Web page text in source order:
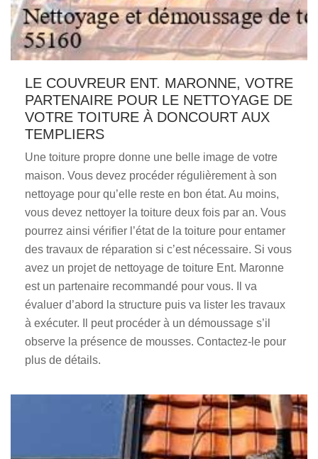
LE COUVREUR ENT. MARONNE, VOTRE
PARTENAIRE POUR LE NETTOYAGE DE
VOTRE TOITURE À DONCOURT AUX
TEMPLIERS
Une toiture propre donne une belle image de votre
maison. Vous devez procéder régulièrement à son
nettoyage pour qu’elle reste en bon état. Au moins,
vous devez nettoyer la toiture deux fois par an. Vous
pourrez ainsi vérifier l’état de la toiture pour entamer
des travaux de réparation si c’est nécessaire. Si vous
avez un projet de nettoyage de toiture Ent. Maronne
est un partenaire recommandé pour vous. Il va
évaluer d’abord la structure puis va lister les travaux
à exécuter. Il peut procéder à un démoussage s’il
observe la présence de mousses. Contactez-le pour
plus de détails.